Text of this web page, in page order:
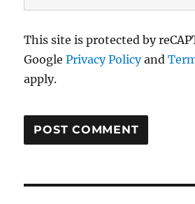
This site is protected by
GooglePrivacy Policyand
apply.